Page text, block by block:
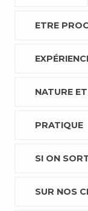
ETRE
NATURE
PRATIQUE
SI ON
SUR NOS